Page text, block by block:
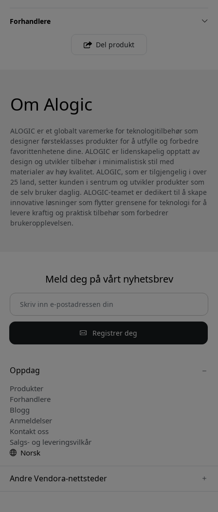
Forhandlere
Del produkt
Om Alogic
ALOGIC er et globalt varemerke for teknologitilbehør som
designer førsteklasses produkter for å utfylle og forbedre
favorittenhetene dine. ALOGIC er lidenskapelig opptatt av
design og utvikler tilbehør i minimalistisk stil med
materialer av høy kvalitet. ALOGIC, som er tilgjengelig i over
25 land, setter kunden i sentrum og utvikler produkter som
de selv bruker daglig. ALOGIC-teamet er dedikert til å skape
innovative løsninger som flytter grensene for teknologi for å
levere kraftig og praktisk tilbehør som forbedrer
brukeropplevelsen.
Meld deg på vårt nyhetsbrev
Registrer deg
Oppdag
Produkter
Forhandlere
Blogg
Anmeldelser
Kontakt oss
Salgs- og leveringsvilkår
Norsk
Andre Vendora-nettsteder